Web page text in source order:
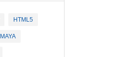
HTML5
MAYA